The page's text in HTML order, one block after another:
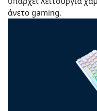
άνετο gaming.